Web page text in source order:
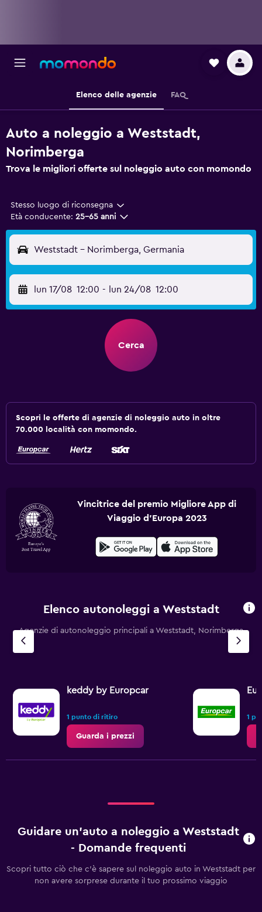
Elenco delle agenzie FAQ
Auto a noleggio a Weststadt,
Norimberga
Trova le migliori offerte sul noleggio auto con momondo
Stesso luogo di riconsegna
Età conducente: 25-65 anni
Weststadt - Norimberga, Germania
lun 17/08 12:00 - lun 24/08 12:00
Cerca
Scopri le offerte di agenzie di noleggio auto in oltre
70.000 località con momondo.
Vincitrice del premio Migliore App di
Viaggio d'Europa 2023
Elenco autonoleggi a Weststadt
Agenzie di autonoleggio principali a Weststadt, Norimberga
keddy by Europcar
1 punto di ritiro
Guarda i prezzi
1
Guidare un'auto a noleggio a Weststadt
- Domande frequenti
Scopri tutto ciò che c'è sapere sul noleggio auto in Weststadt per
non avere sorprese durante il tuo prossimo viaggio